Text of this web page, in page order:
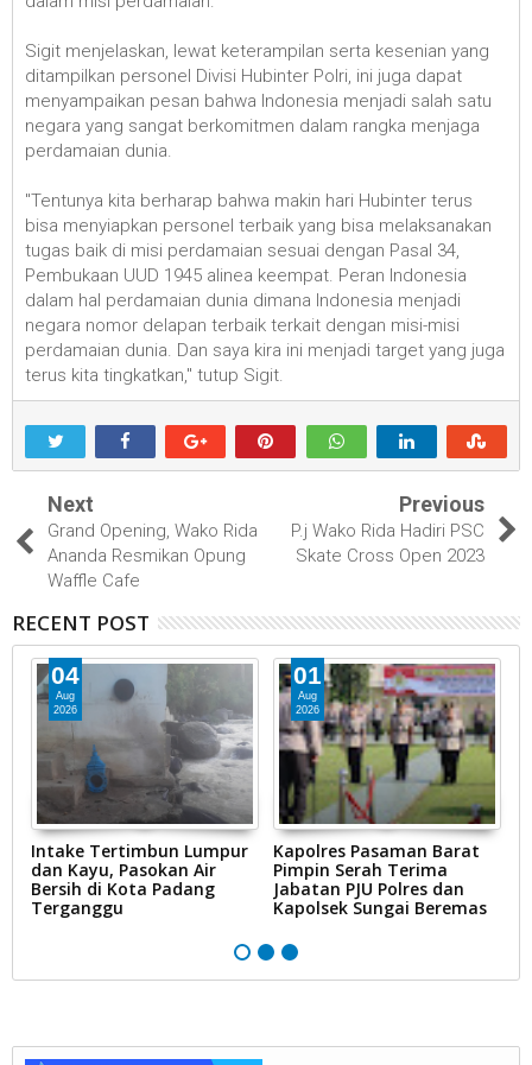
Sigit menjelaskan, lewat keterampilan serta kesenian yang
ditampilkan personel Divisi Hubinter Polri, ini juga dapat
menyampaikan pesan bahwa Indonesia menjadi salah satu
negara yang sangat berkomitmen dalam rangka menjaga
perdamaian dunia.
"Tentunya kita berharap bahwa makin hari Hubinter terus
bisa menyiapkan personel terbaik yang bisa melaksanakan
tugas baik di misi perdamaian sesuai dengan Pasal 34,
Pembukaan UUD 1945 alinea keempat. Peran Indonesia
dalam hal perdamaian dunia dimana Indonesia menjadi
negara nomor delapan terbaik terkait dengan misi-misi
perdamaian dunia. Dan saya kira ini menjadi target yang juga
terus kita tingkatkan," tutup Sigit.
Next
Grand Opening, Wako Rida
Ananda Resmikan Opung
Waffle Cafe
Previous
P.j Wako Rida Hadiri PSC
Skate Cross Open 2023
RECENT POST
04
Aug
2026
Intake Tertimbun Lumpur
dan Kayu, Pasokan Air
Bersih di Kota Padang
Terganggu
01
Aug
2026
Kapolres Pasaman Barat
Pimpin Serah Terima
Jabatan PJU Polres dan
Kapolsek Sungai Beremas